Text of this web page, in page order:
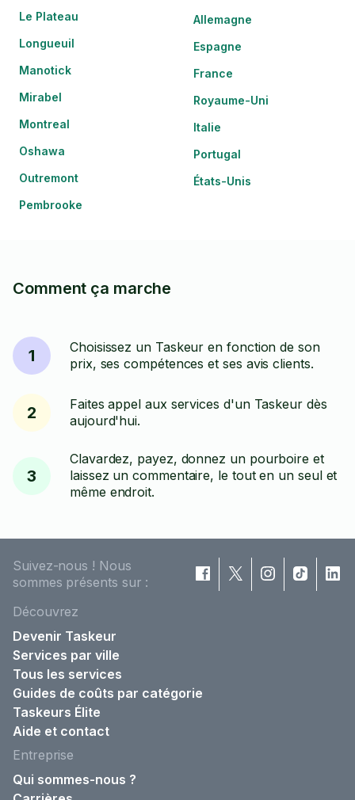
Le Plateau
Longueuil
Manotick
Mirabel
Montreal
Oshawa
Outremont
Pembrooke
Allemagne
Espagne
France
Royaume-Uni
Italie
Portugal
États-Unis
Comment ça marche
1
Choisissez un Taskeur en fonction de son
prix, ses compétences et ses avis clients.
2
Faites appel aux services d'un Taskeur dès
aujourd'hui.
3
Clavardez, payez, donnez un pourboire et
laissez un commentaire, le tout en un seul et
même endroit.
Suivez-nous ! Nous
sommes présents sur :
Découvrez
Devenir Taskeur
Services par ville
Tous les services
Guides de coûts par catégorie
Taskeurs Élite
Aide et contact
Entreprise
Qui sommes-nous ?